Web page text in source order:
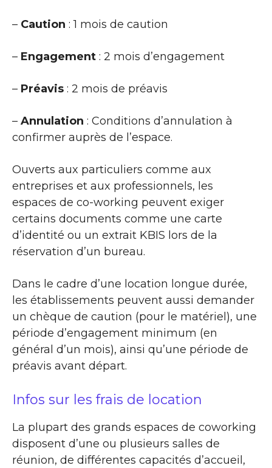
– Caution : 1 mois de caution
– Engagement : 2 mois d’engagement
– Préavis : 2 mois de préavis
– Annulation : Conditions d’annulation à
confirmer auprès de l’espace.
Ouverts aux particuliers comme aux
entreprises et aux professionnels, les
espaces de co-working peuvent exiger
certains documents comme une carte
d’identité ou un extrait KBIS lors de la
réservation d’un bureau.
Dans le cadre d’une location longue durée,
les établissements peuvent aussi demander
un chèque de caution (pour le matériel), une
période d’engagement minimum (en
général d’un mois), ainsi qu’une période de
préavis avant départ.
Infos sur les frais de location
La plupart des grands espaces de coworking
disposent d’une ou plusieurs salles de
réunion, de différentes capacités d’accueil,